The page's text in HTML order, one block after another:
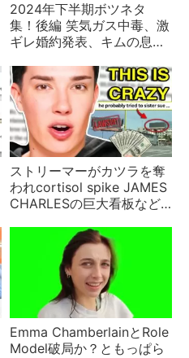
2024年下半期ボツネタ
集！後編 笑気ガス中毒、激
ギレ婚約発表、キムの息子
ストリーマーがカツラを奪
われcortisol spike JAMES
CHARLESの巨大看板など2
Emma ChamberlainとRole
Model破局か？ともっぱら